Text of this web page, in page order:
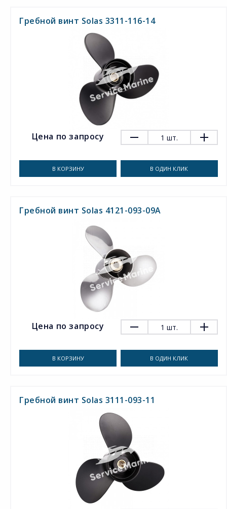
Гребной винт Solas 3311-116-14
Цена по запросу 1 шт.
В КОРЗИНУ В ОДИН КЛИК
Гребной винт Solas 4121-093-09A
Цена по запросу 1 шт.
В КОРЗИНУ В ОДИН КЛИК
Гребной винт Solas 3111-093-11